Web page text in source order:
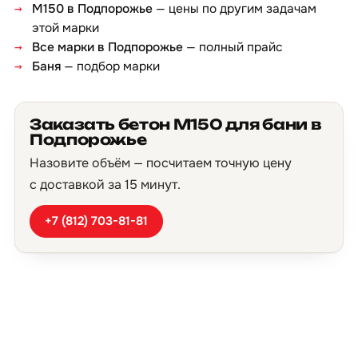
М150 в Подпорожье — цены по другим задачам
этой марки
Все марки в Подпорожье — полный прайс
Баня — подбор марки
Заказать бетон М150 для бани в
Подпорожье
Назовите объём — посчитаем точную цену
с доставкой за 15 минут.
+7 (812) 703-81-81